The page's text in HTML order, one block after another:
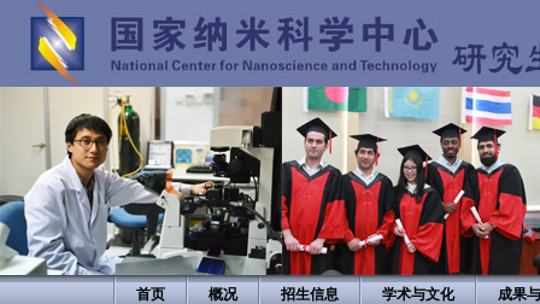
首页 概况 招生信息 学术与文化 成果